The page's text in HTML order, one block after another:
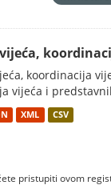
koordinacija
vijeća i
XML CSV
pristupiti ovom